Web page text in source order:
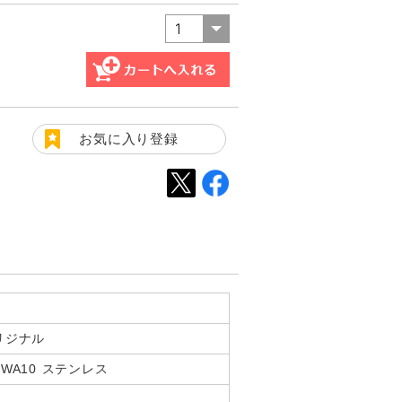
お気に入り登録
ジナル
ステンレス